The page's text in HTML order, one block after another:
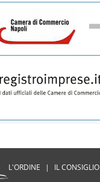
L'ORDINE | IL CONSIGLIO